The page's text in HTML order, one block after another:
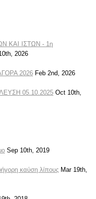
ΚΑΙ ΙΣΤΩΝ - 1η
2026
2026 Feb 2nd, 2026
05.10.2025 Oct 10th,
Sep 10th, 2019
καύση λίπους Mar 19th,